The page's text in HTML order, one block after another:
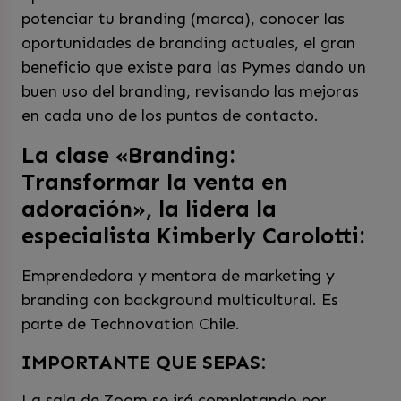
potenciar tu branding (marca), conocer las
oportunidades de branding actuales, el gran
beneficio que existe para las Pymes dando un
buen uso del branding, revisando las mejoras
en cada uno de los puntos de contacto.
La clase «Branding:
Transformar la venta en
adoración», la lidera la
especialista Kimberly Carolotti:
Emprendedora y mentora de marketing y
branding con background multicultural. Es
parte de Technovation Chile.
IMPORTANTE QUE SEPAS: